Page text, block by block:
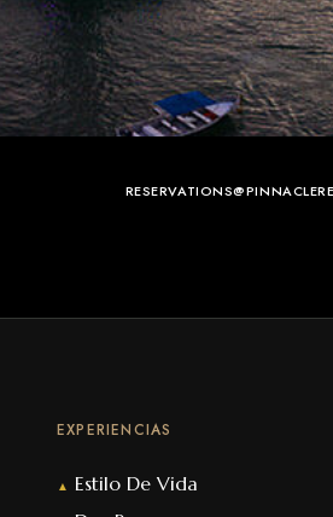
EXPERIENCIAS
▲ Estilo De Vida